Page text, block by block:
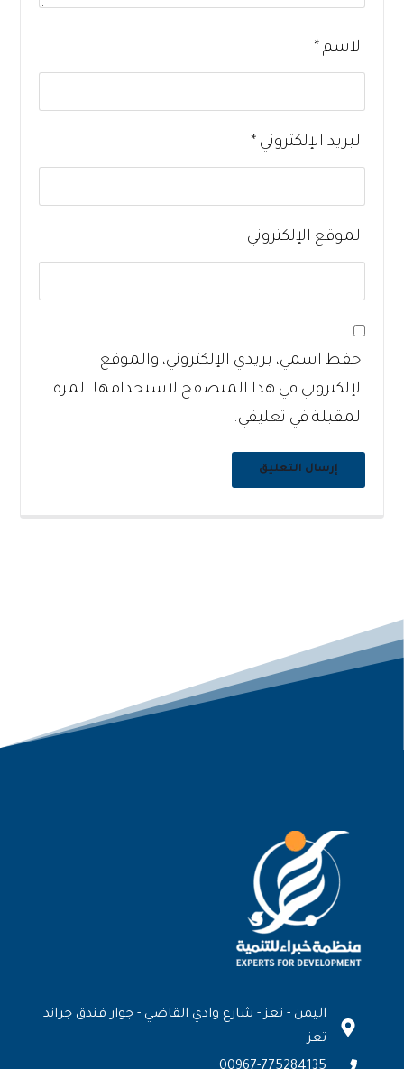
الاسم*
البريد الإلكتروني*
الموقع الإلكتروني
احفظ اسمي، بريدي الإلكتروني، والموقع
الإلكتروني في هذا المتصفح لاستخدامها المرة
المقبلة في تعليقي.
إرسال التعليق
اليمن - تعز - شارع وادي القاضي - جوار فندق جراند
تعز